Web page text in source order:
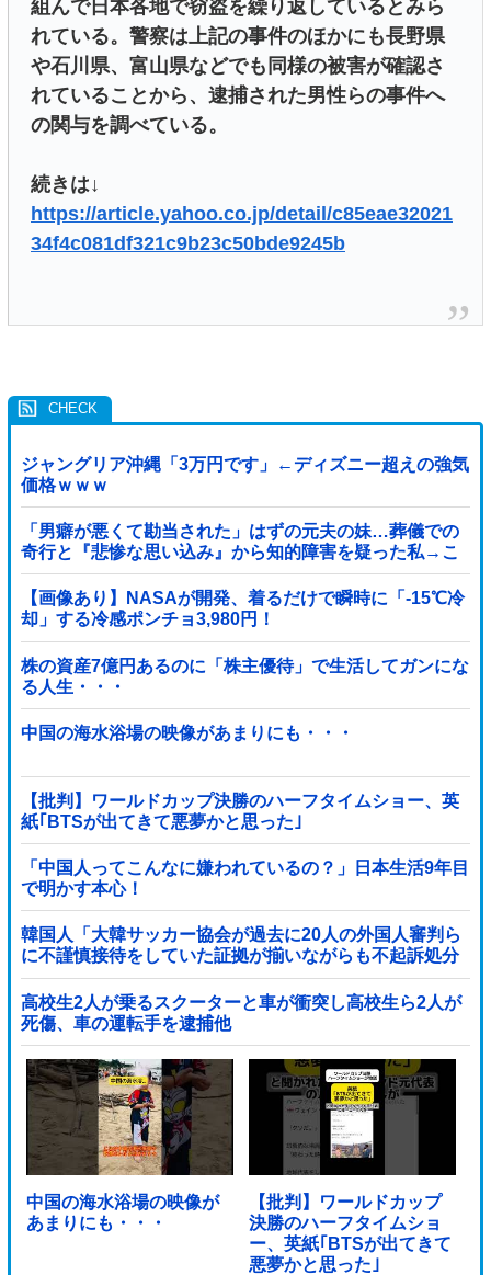
組んで日本各地で窃盗を繰り返しているとみら
れている。警察は上記の事件のほかにも長野県
や石川県、富山県などでも同様の被害が確認さ
れていることから、逮捕された男性らの事件へ
の関与を調べている。
続きは↓
https://article.yahoo.co.jp/detail/c85eae32021
34f4c081df321c9b23c50bde9245b
ジャングリア沖縄「3万円です」←ディズニー超えの強気
価格ｗｗｗ
「男癖が悪くて勘当された」はずの元夫の妹…葬儀での
奇行と『悲惨な思い込み』から知的障害を疑った私→こ
っそり病院へ誘導し行政保護させた話
【画像あり】NASAが開発、着るだけで瞬時に「-15℃冷
却」する冷感ポンチョ3,980円！
株の資産7億円あるのに「株主優待」で生活してガンにな
る人生・・・
中国の海水浴場の映像があまりにも・・・
【批判】ワールドカップ決勝のハーフタイムショー、英
紙｢BTSが出てきて悪夢かと思った｣
「中国人ってこんなに嫌われているの？」日本生活9年目
で明かす本心！
韓国人「大韓サッカー協会が過去に20人の外国人審判ら
に不謹慎接待をしていた証拠が揃いながらも不起訴処分
に成っていた事が明らかに‥」
高校生2人が乗るスクーターと車が衝突し高校生ら2人が
死傷、車の運転手を逮捕他
中国の海水浴場の映像が
あまりにも・・・
【批判】ワールドカップ
決勝のハーフタイムショ
ー、英紙｢BTSが出てきて
悪夢かと思った｣